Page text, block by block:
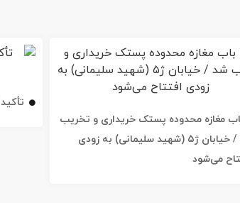
مغازه محدوده پستک خریداری و تخریب
شد / خیابان ژ۵ (شهید سلیمانی) به زودی
می‌شود